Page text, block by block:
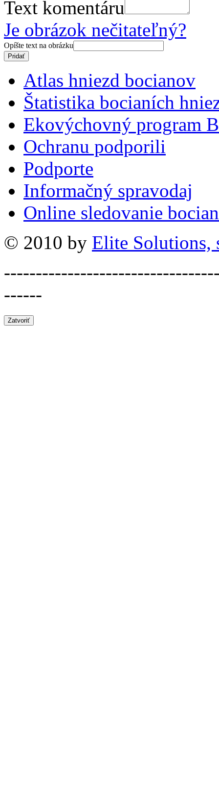
Text komentáru
Je obrázok nečitateľný?
Opíšte text na obrázku
Atlas hniezd bocianov
Štatistika bocianích
Ekovýchovný program
Ochranu podporili
Podporte
Informačný spravodaj
Online sledovanie
© 2010 by Elite Solutions,
------